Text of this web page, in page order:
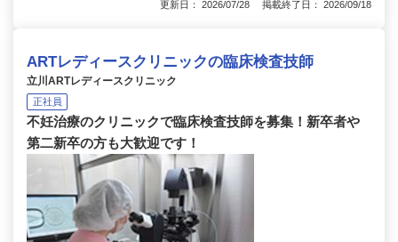
更新日： 2026/07/28 掲載終了日： 2026/09/18
ARTレディースクリニックの臨床検査技師
立川ARTレディースクリニック
正社員
不妊治療のクリニックで臨床検査技師を募集！新卒者や
第二新卒の方も大歓迎です！